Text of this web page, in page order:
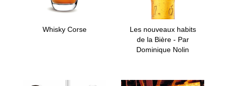
Whisky Corse
Les nouveaux habits
de la Bière - Par
Dominique Nolin